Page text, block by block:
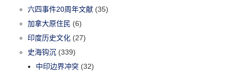
六四事件20周年文献 (35)
加拿大原住民 (6)
印度历史文化 (27)
史海钩沉 (339)
中印边界冲突 (32)